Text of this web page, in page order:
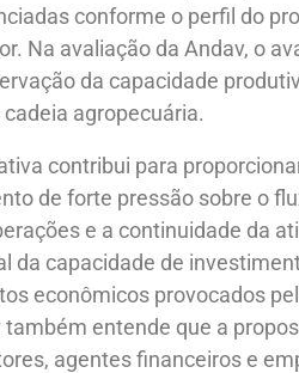
conforme o perfil do
Na avaliação da Andav, o
da capacidade
agropecuária.
contribui para
de forte pressão sobre o
e a continuidade da
da capacidade de
econômicos provocados
também entende que a
agentes financeiros e